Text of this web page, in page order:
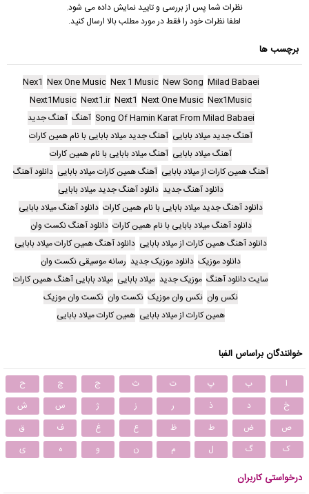
نظرات شما پس از بررسی و تایید نمایش داده می شود.
لطفا نظرات خود را فقط در مورد مطلب بالا ارسال کنید.
برچسب ها
Milad Babaei
New Song
Nex 1 Music
Nex One Music
Nex1
Nex1Music
Next One Music
Next1
Next1.ir
Next1Music
Song Of Hamin Karat From Milad Babaei آهنگ آهنگ جدید
آهنگ جدید میلاد بابایی آهنگ جدید میلاد بابایی با نام همین کارات
آهنگ میلاد بابایی آهنگ میلاد بابایی با نام همین کارات
آهنگ همین کارات از میلاد بابایی آهنگ همین کارات میلاد بابایی دانلود آهنگ
دانلود آهنگ جدید دانلود آهنگ جدید میلاد بابایی
دانلود آهنگ جدید میلاد بابایی با نام همین کارات دانلود آهنگ میلاد بابایی
دانلود آهنگ میلاد بابایی با نام همین کارات دانلود آهنگ نکست وان
دانلود آهنگ همین کارات از میلاد بابایی دانلود آهنگ همین کارات میلاد بابایی
دانلود موزیک دانلود موزیک جدید رسانه موسیقی نکست وان
سایت دانلود آهنگ موزیک جدید میلاد بابایی میلاد بابایی آهنگ همین کارات
نکس وان نکس وان موزیک نکست وان نکست وان موزیک
همین کارات از میلاد بابایی همین کارات میلاد بابایی
خوانندگان براساس الفبا
ا ب پ ت ث ج چ
ح
خ
د ذ ر ز ژ س
ش
ص
ض ط ظ ع غ ف
ق
ک
گ ل م ن و ه ی
درخواستی کاربران